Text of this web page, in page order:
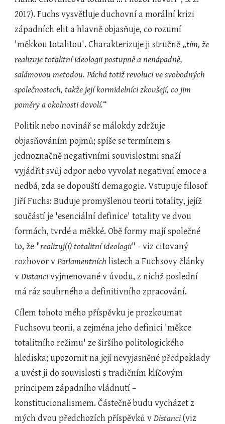
2017). Fuchs vysvětluje duchovní a morální krizi
západních elit a hlavně objasňuje, co rozumí
'měkkou totalitou'. Charakterizuje ji stručně „tím, že
realizuje totalitní ideologii postupně a nenápadně,
salámovou metodou. Páchá totiž revoluci ve svobodných
společnostech, takže její kormidelníci zkoušejí, co jim
poměry a okolnosti dovolí.“
Politik nebo novinář se málokdy zdržuje
objasňováním pojmů; spíše se termínem s
jednoznačně negativními souvislostmi snaží
vyjádřit svůj odpor nebo vyvolat negativní emoce a
nedbá, zda se dopouští demagogie. Vstupuje filosof
Jiří Fuchs: Buduje promyšlenou teorii totality, jejíž
součástí je 'esenciální definice' totality ve dvou
formách, tvrdé a měkké. Obě formy mají společné
to, že "realizuj(í) totalitní ideologii" - viz citovaný
rozhovor v Parlamentních listech a Fuchsovy články
v Distanci vyjmenované v úvodu, z nichž poslední
má ráz souhrného a definitivního zpracování.
Cílem tohoto mého příspěvku je prozkoumat
Fuchsovu teorii, a zejména jeho definici 'měkce
totalitního režimu' ze širšího politologického
hlediska; upozornit na její nevyjasněné předpoklady
a uvést ji do souvislosti s tradičním klíčovým
principem západního vládnutí –
konstitucionalismem. Částečně budu vycházet z
mých dvou předchozích příspěvků v Distanci (viz